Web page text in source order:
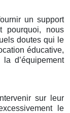
un support
pourquoi, nous
doutes qui le
éducative,
d’équipement
sur leur
le